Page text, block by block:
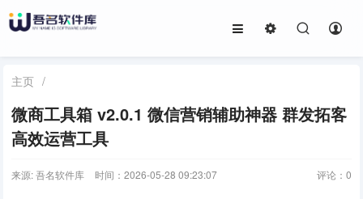
主页 /
微商工具箱 v2.0.1 微信营销辅助神器 群发拓客
高效运营工具
来源: 吾名软件库 时间：2026-05-28 09:23:07 评论： 0